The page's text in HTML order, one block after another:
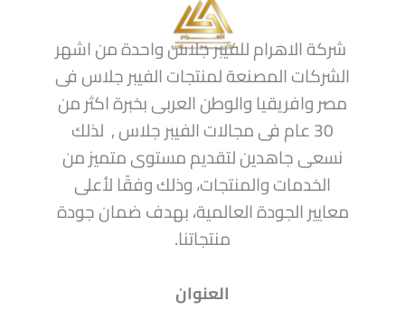
شركة الاهرام للفيبر جلاس واحدة من اشهر
الشركات المصنعة لمنتجات الفيبر جلاس فى
مصر وافريقيا والوطن العربى بخبرة اكثر من
30 عام فى مجالات الفيبر جلاس , لذلك
نسعى جاهدين لتقديم مستوى متميز من
الخدمات والمنتجات، وذلك وفقًا لأعلى
معايير الجودة العالمية، بهدف ضمان جودة
منتجاتنا.
العنوان